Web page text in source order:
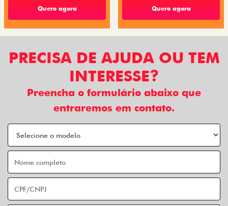
Quero agora Quero agora
PRECISA DE AJUDA OU TEM
INTERESSE?
Preencha o formulário abaixo que
entraremos em contato.